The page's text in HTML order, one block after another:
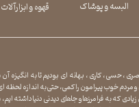
​​​​​​​البسه و پوشاک
​​​​​​​قهوه و
، حسی ، کاری ، بهانه ای بودیم تا به انگیزه آن
و مردم خوب پیرامون را کمی ، حتی به اندازه
که به فرامرزها و جاهای دیدنی دنیا داشته ایم،